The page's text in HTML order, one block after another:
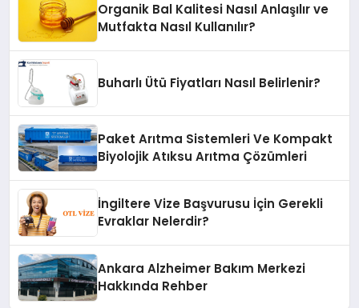
Organik Bal Kalitesi Nasıl Anlaşılır ve
Mutfakta Nasıl Kullanılır?
Buharlı Ütü Fiyatları Nasıl Belirlenir?
Paket Arıtma Sistemleri Ve Kompakt
Biyolojik Atıksu Arıtma Çözümleri
İngiltere Vize Başvurusu İçin Gerekli
Evraklar Nelerdir?
Ankara Alzheimer Bakım Merkezi
Hakkında Rehber